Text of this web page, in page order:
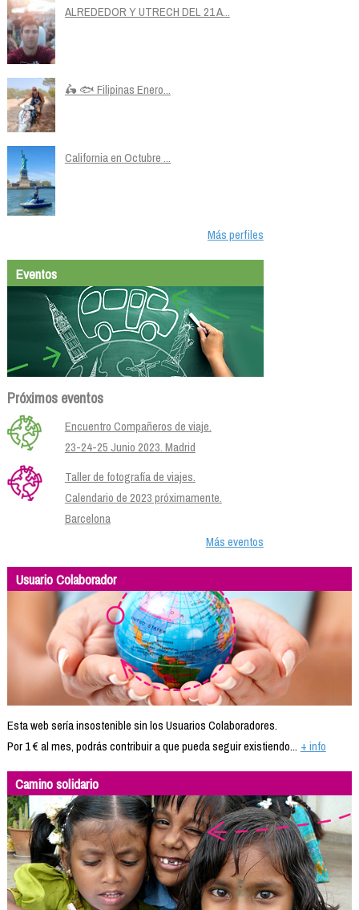
ALREDEDOR Y UTRECH DEL 21 A...
🛵 🐟 Filipinas Enero...
California en Octubre ...
Más perfiles
Eventos
Próximos eventos
Encuentro Compañeros de viaje.
23-24-25 Junio 2023. Madrid
Taller de fotografía de viajes.
Calendario de 2023 próximamente.
Barcelona
Más eventos
Usuario Colaborador
Esta web sería insostenible sin los Usuarios Colaboradores.
Por 1 € al mes, podrás contribuir a que pueda seguir existiendo... + info
Camino solidario